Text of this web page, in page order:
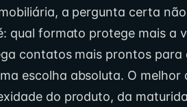
a pergunta certa
qual formato protege mais a
contatos mais prontos
escolha absoluta. O
do produto, da